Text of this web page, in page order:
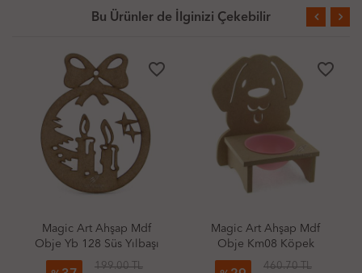
Bu Ürünler de İlginizi Çekebilir
favorite_border
Magic Art Ahşap Mdf
Obje Yb 128 Süs Yılbaşı
Mum
199.00 TL
favorite_border
Magic Art Ahşap Mdf
Obje Km08 Köpek
Mamalık Tekli
460.70 TL